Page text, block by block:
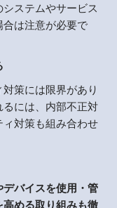
ステムやサービス
は注意が必要で
策には限界があり
には、内部不正対
対策も組み合わせ
バイスを使用・管
める取り組みも徹